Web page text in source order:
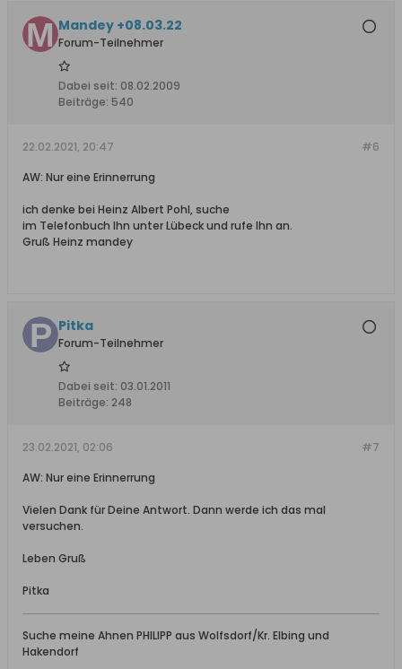
Mandey +08.03.22
Forum-Teilnehmer
Dabei seit: 08.02.2009
Beiträge: 540
#6
22.02.2021, 20:47
AW: Nur eine Erinnerrung
ich denke bei Heinz Albert Pohl, suche
im Telefonbuch Ihn unter Lübeck und rufe Ihn an.
Gruß Heinz mandey
Pitka
Forum-Teilnehmer
Dabei seit: 03.01.2011
Beiträge: 248
#7
23.02.2021, 02:06
AW: Nur eine Erinnerrung
Vielen Dank für Deine Antwort. Dann werde ich das mal
versuchen.
Leben Gruß
Pitka
Suche meine Ahnen PHILIPP aus Wolfsdorf/Kr. Elbing und
Hakendorf